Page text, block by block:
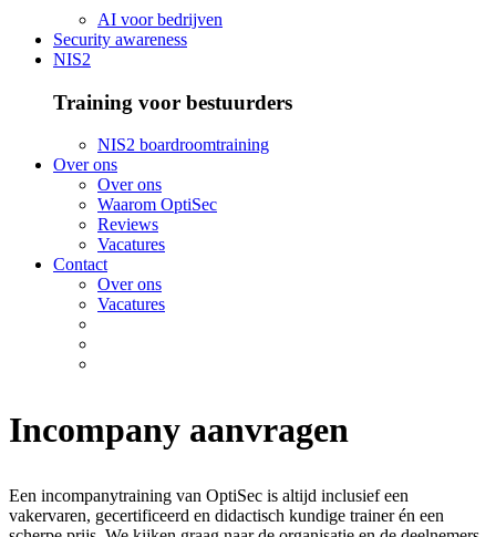
AI voor bedrijven
Security awareness
NIS2
Training voor bestuurders
NIS2 boardroomtraining
Over ons
Over ons
Waarom OptiSec
Reviews
Vacatures
Contact
Over ons
Vacatures
Incompany aanvragen
Een incompanytraining van OptiSec is altijd inclusief een
vakervaren, gecertificeerd en didactisch kundige trainer én een